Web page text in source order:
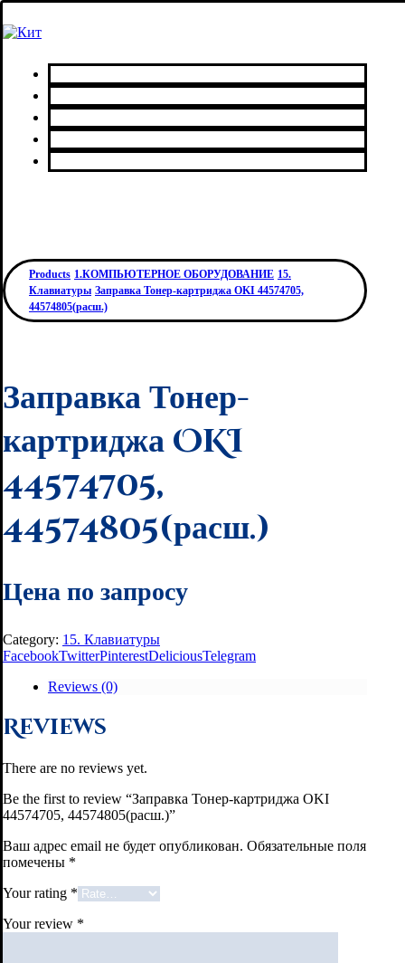
Products 1.КОМПЬЮТЕРНОЕ ОБОРУДОВАНИЕ 15.
Клавиатуры Заправка Тонер-картриджа OKI 44574705,
44574805(расш.)
Заправка Тонер-
картриджа OKI
44574705,
44574805(расш.)
Цена по запросу
Category: 15. Клавиатуры
FacebookTwitterPinterestDeliciousTelegram
Reviews (0)
Reviews
There are no reviews yet.
Be the first to review “Заправка Тонер-картриджа OKI
44574705, 44574805(расш.)”
Ваш адрес email не будет опубликован. Обязательные поля
помечены *
Your rating *
Your review *